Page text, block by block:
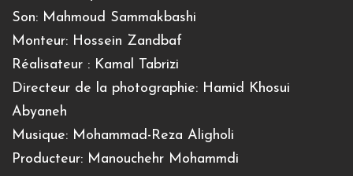
Son: Mahmoud Sammakbashi
Monteur: Hossein Zandbaf
Réalisateur : Kamal Tabrizi
Directeur de la photographie: Hamid Khosui
Abyaneh
Musique: Mohammad-Reza Aligholi
Producteur: Manouchehr Mohammdi